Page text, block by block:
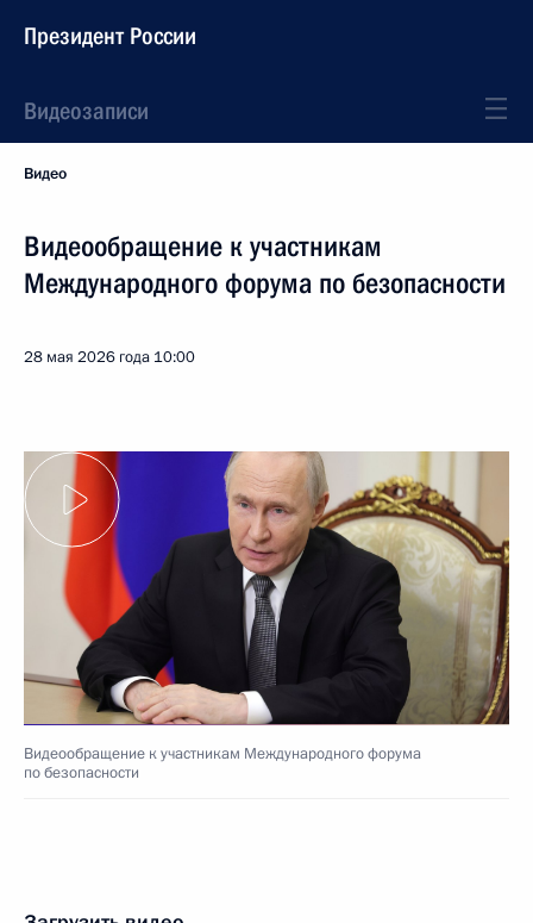
Президент России
Видеозаписи
Видео
Видеообращение к участникам
Международного форума по безопасности
28 мая 2026 года 10:00
Видеообращение к участникам Международного форума
по безопасности